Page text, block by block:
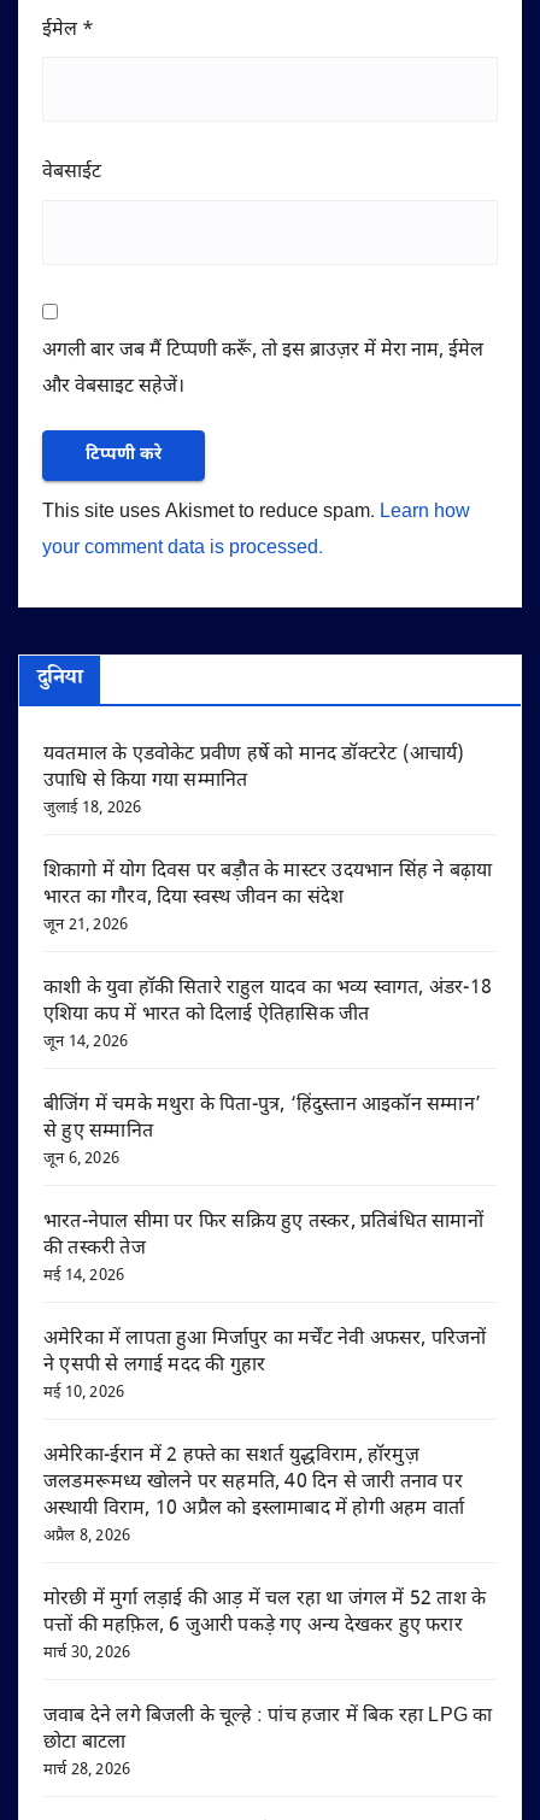
ईमेल *
वेबसाईट
अगली बार जब मैं टिप्पणी करूँ, तो इस ब्राउज़र में मेरा नाम, ईमेल
और वेबसाइट सहेजें।
This site uses Akismet to reduce spam. Learn how
your comment data is processed.
दुनिया
यवतमाल के एडवोकेट प्रवीण हर्षे को मानद डॉक्टरेट (आचार्य)
उपाधि से किया गया सम्मानित
जुलाई 18, 2026
शिकागो में योग दिवस पर बड़ौत के मास्टर उदयभान सिंह ने बढ़ाया
भारत का गौरव, दिया स्वस्थ जीवन का संदेश
जून 21, 2026
काशी के युवा हॉकी सितारे राहुल यादव का भव्य स्वागत, अंडर-18
एशिया कप में भारत को दिलाई ऐतिहासिक जीत
जून 14, 2026
बीजिंग में चमके मथुरा के पिता-पुत्र, ‘हिंदुस्तान आइकॉन सम्मान’
से हुए सम्मानित
जून 6, 2026
भारत-नेपाल सीमा पर फिर सक्रिय हुए तस्कर, प्रतिबंधित सामानों
की तस्करी तेज
मई 14, 2026
अमेरिका में लापता हुआ मिर्जापुर का मर्चेंट नेवी अफसर, परिजनों
ने एसपी से लगाई मदद की गुहार
मई 10, 2026
अमेरिका-ईरान में 2 हफ्ते का सशर्त युद्धविराम, हॉरमुज़
जलडमरूमध्य खोलने पर सहमति, 40 दिन से जारी तनाव पर
अस्थायी विराम, 10 अप्रैल को इस्लामाबाद में होगी अहम वार्ता
अप्रैल 8, 2026
मोरछी में मुर्गा लड़ाई की आड़ में चल रहा था जंगल में 52 ताश के
पत्तों की महफ़िल, 6 जुआरी पकड़े गए अन्य देखकर हुए फरार
मार्च 30, 2026
जवाब देने लगे बिजली के चूल्हे : पांच हजार में बिक रहा LPG का
छोटा बाटला
मार्च 28, 2026